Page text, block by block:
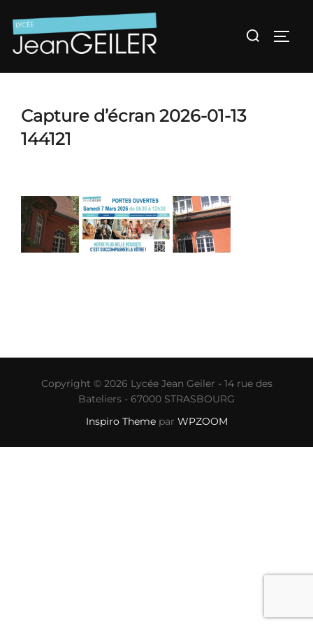
au
contenu
Rechercher :
Capture d’écran 2026-01-13
144121
Copyright © 2026 Lycée Jean Geiler - 14 rue des
Bateliers - 67000 STRASBOURG
Inspiro Themepar WPZOOM